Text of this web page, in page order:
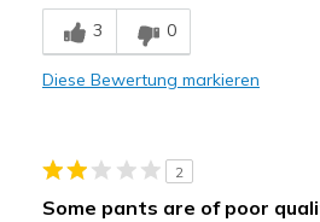
Width
Sizing
3 0
Diese Bewertung markieren
2
Some pants are of poor